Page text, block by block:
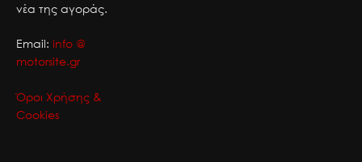
νέα της αγοράς.
Email: info @
motorsite.gr
Όροι Χρήσης &
Cookies